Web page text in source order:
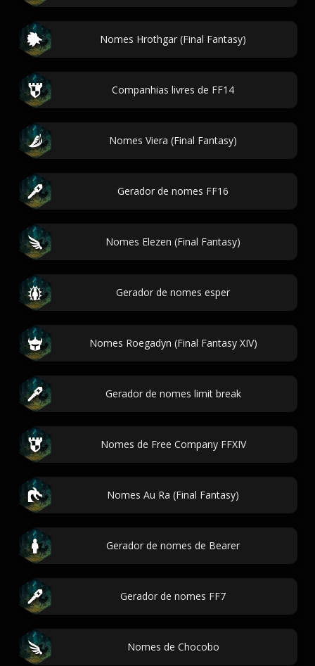
Nomes Hrothgar (Final Fantasy)
Companhias livres de FF14
Nomes Viera (Final Fantasy)
Gerador de nomes FF16
Nomes Elezen (Final Fantasy)
Gerador de nomes esper
Nomes Roegadyn (Final Fantasy XIV)
Gerador de nomes limit break
Nomes de Free Company FFXIV
Nomes Au Ra (Final Fantasy)
Gerador de nomes de Bearer
Gerador de nomes FF7
Nomes de Chocobo